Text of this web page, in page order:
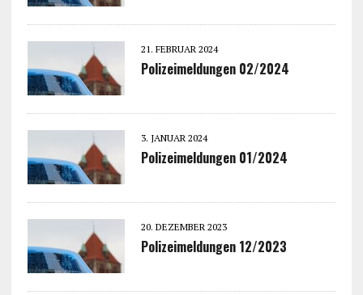
21. FEBRUAR 2024
Polizeimeldungen 02/2024
3. JANUAR 2024
Polizeimeldungen 01/2024
20. DEZEMBER 2023
Polizeimeldungen 12/2023